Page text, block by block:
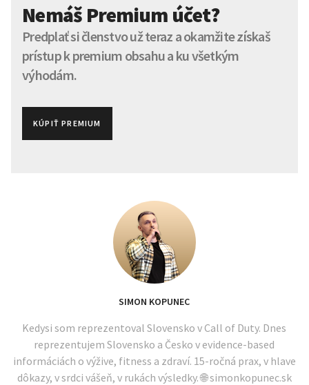
Nemáš Premium účet?
Predplať si členstvo už teraz a okamžite získaš
prístup k premium obsahu a ku všetkým
výhodám.
KÚPIŤ PREMIUM
SIMON KOPUNEC
Kedysi som reprezentoval Slovensko v Call of Duty. Dnes
reprezentujem Slovensko a Česko v evidence-based
informáciách o výžive, fitness a zdraví. 15-ročná prax, v hlave
dôkazy, v srdci vášeň, v rukách výsledky. 🌐 simonkopunec.sk